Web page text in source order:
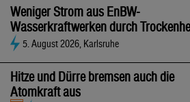
Weniger Strom aus EnBW-
Wasserkraftwerken durch
5. August 2026, Karlsruhe
Hitze und Dürre bremsen auch die
Atomkraft aus